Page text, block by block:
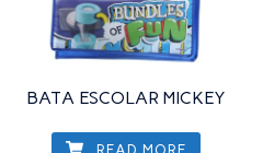
BATA ESCOLAR MICKEY